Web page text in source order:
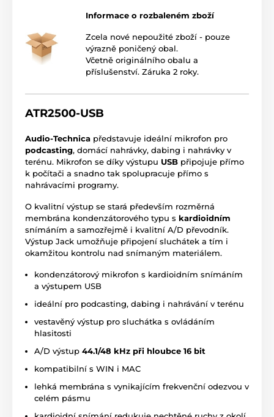
Informace o rozbaleném zboží
Zcela nové nepoužité zboží - pouze
výrazně poničený obal.
Včetně originálního obalu a
příslušenství. Záruka 2 roky.
ATR2500-USB
Audio-Technica představuje ideální mikrofon pro
podcasting, domácí nahrávky, dabing i nahrávky v
terénu. Mikrofon se díky výstupu USB připojuje přímo
k počítači a snadno tak spolupracuje přímo s
nahrávacími programy.
O kvalitní výstup se stará především rozměrná
membrána kondenzátorového typu s kardioidním
snímáním a samozřejmě i kvalitní A/D převodník.
Výstup Jack umožňuje připojení sluchátek a tím i
okamžitou kontrolu nad snímaným materiálem.
kondenzátorový mikrofon s kardioidním snímáním
a výstupem USB
ideální pro podcasting, dabing i nahrávání v terénu
vestavěný výstup pro sluchátka s ovládáním
hlasitosti
A/D výstup 44.1/48 kHz při hloubce 16 bit
kompatibilní s WIN i MAC
lehká membrána s vynikajícím frekvenční odezvou v
celém pásmu